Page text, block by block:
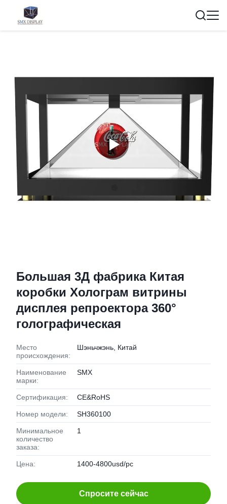
Большая 3Д фабрика Китая
коробки Холограм витрины
дисплея репроектора 360°
голографическая
Место
происхождения:
Шэньчжэнь, Китай
Наименование
марки:
SMX
Сертификация: CE&RoHS
Номер модели: SH360100
Минимальное
количество
заказа:
1
Цена: 1400-4800usd/pc
Спросите сейчас